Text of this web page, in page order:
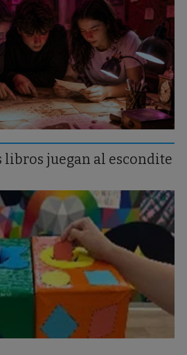
libros juegan al escondite